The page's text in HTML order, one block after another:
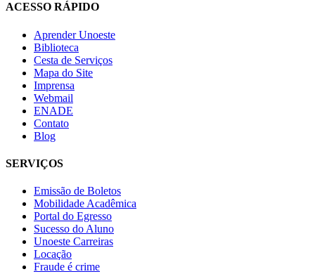
ACESSO RÁPIDO
Aprender Unoeste
Biblioteca
Cesta de Serviços
Mapa do Site
Imprensa
Webmail
ENADE
Contato
Blog
SERVIÇOS
Emissão de Boletos
Mobilidade Acadêmica
Portal do Egresso
Sucesso do Aluno
Unoeste Carreiras
Locação
Fraude é crime